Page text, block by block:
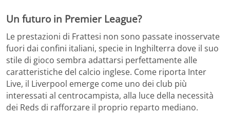
Un futuro in Premier League?
Le prestazioni di Frattesi non sono passate inosservate
fuori dai confini italiani, specie in Inghilterra dove il suo
stile di gioco sembra adattarsi perfettamente alle
caratteristiche del calcio inglese. Come riporta Inter
Live, il Liverpool emerge come uno dei club più
interessati al centrocampista, alla luce della necessità
dei Reds di rafforzare il proprio reparto mediano.